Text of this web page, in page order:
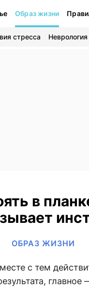
Образ жизни
стресса Неврология
в
ОБРАЗ ЖИЗНИ
с тем
главное